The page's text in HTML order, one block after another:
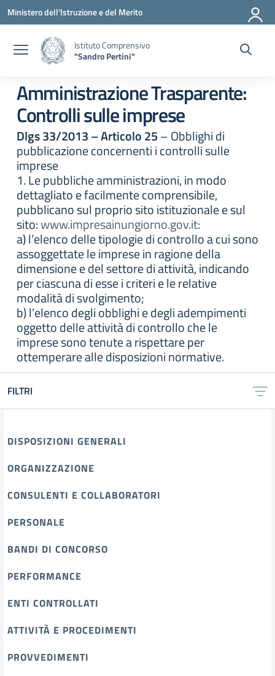
Vai ai contenuti
Vai al menu di navigazione
Vai al footer
Ministero dell'Istruzione e del Merito
Istituto Comprensivo
"Sandro Pertini"
Amministrazione Trasparente:
Controlli sulle imprese
Dlgs 33/2013 – Articolo 25– Obblighi di
pubblicazione concernenti i controlli sulle
imprese
1. Le pubbliche amministrazioni, in modo
dettagliato e facilmente comprensibile,
pubblicano sul proprio sito istituzionale e sul
sito:www.impresainungiorno.gov.it:
a) l’elenco delle tipologie di controllo a cui sono
assoggettate le imprese in ragione della
dimensione e del settore di attività, indicando
per ciascuna di esse i criteri e le relative
modalità di svolgimento;
b) l’elenco degli obblighi e degli adempimenti
oggetto delle attività di controllo che le
imprese sono tenute a rispettare per
ottemperare alle disposizioni normative.
FILTRI
DISPOSIZIONI GENERALI
ORGANIZZAZIONE
CONSULENTI E COLLABORATORI
PERSONALE
BANDI DI CONCORSO
PERFORMANCE
ENTI CONTROLLATI
ATTIVITÀ E PROCEDIMENTI
PROVVEDIMENTI